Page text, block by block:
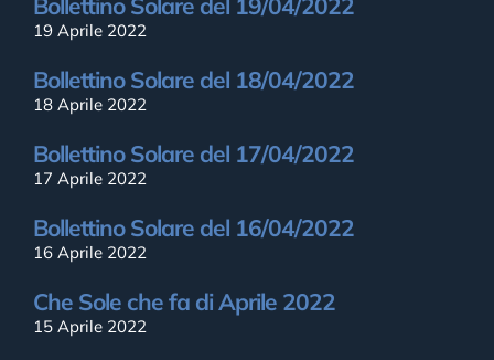
19 Aprile 2022
Bollettino Solare del 18/04/2022
18 Aprile 2022
Bollettino Solare del 17/04/2022
17 Aprile 2022
Bollettino Solare del 16/04/2022
16 Aprile 2022
Che Sole che fa di Aprile 2022
15 Aprile 2022